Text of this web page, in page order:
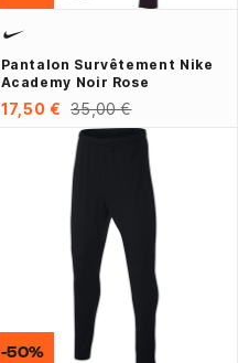
Pantalon Survêtement Nike
Academy Noir Rose
17,50 € 35,00 €
-50%